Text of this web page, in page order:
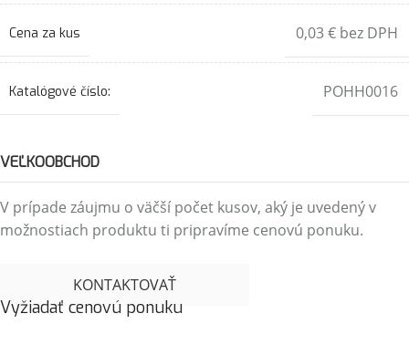
Cena za kus 0,03 € bez DPH
Katalógové číslo: POHH0016
VEĽKOOBCHOD
V prípade záujmu o väčší počet kusov, aký je uvedený v
možnostiach produktu ti pripravíme cenovú ponuku.
KONTAKTOVAŤ
Vyžiadať cenovú ponuku